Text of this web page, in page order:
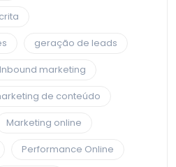
geração de leads
Inbound marketing
de conteúdo
Marketing online
Performance Online